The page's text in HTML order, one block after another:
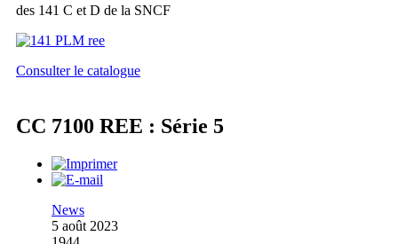
des 141 C et D de la SNCF
Consulter le catalogue
CC 7100 REE : Série 5
News
5 août 2023